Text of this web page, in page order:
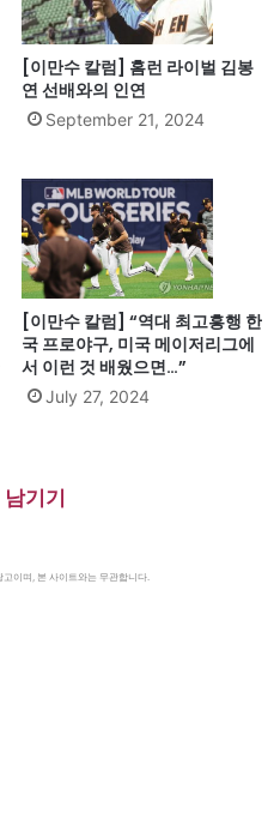
[이만수 칼럼] 홈런 라이벌 김봉
연 선배와의 인연
September 21, 2024
[이만수 칼럼] “역대 최고흥행 한
국 프로야구, 미국 메이저리그에
서 이런 것 배웠으면…”
July 27, 2024
기기
이며, 본 사이트와는 무관합니다.